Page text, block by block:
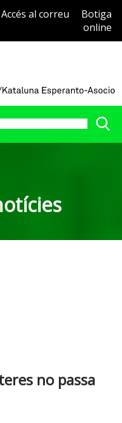
Accés al correu
Botiga
online
no passa